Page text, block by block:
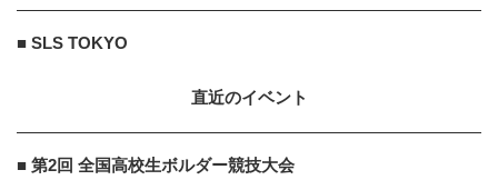
■ SLS TOKYO
直近のイベント
■ 第2回 全国高校生ボルダー競技大会